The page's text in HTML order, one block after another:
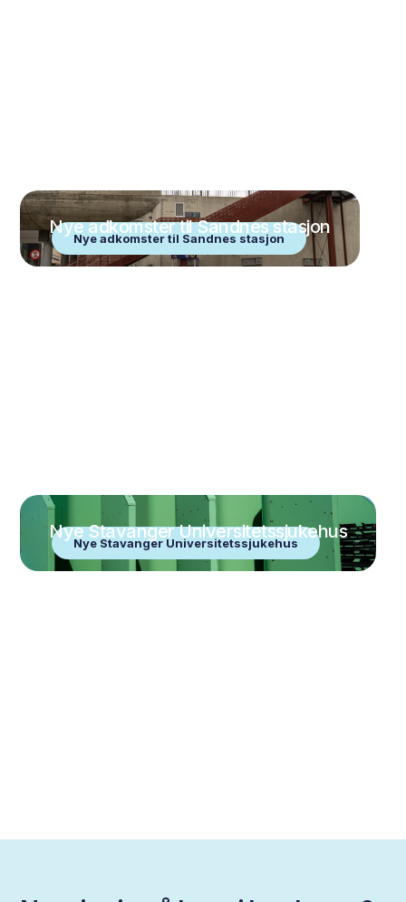
Nye adkomster til Sandnes stasjon
Nye adkomster til Sandnes stasjon
Nye Stavanger Universitetssjukehus
Nye Stavanger Universitetssjukehus